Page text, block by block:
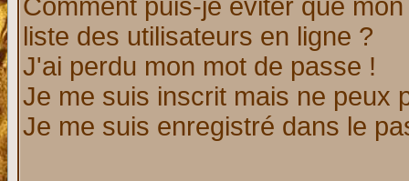
Comment puis-je éviter que
liste des utilisateurs en ligne ?
J'ai perdu mon mot de passe !
Je me suis inscrit mais ne peux
Je me suis enregistré dans le